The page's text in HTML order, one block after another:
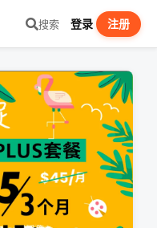
搜索 登录 注册